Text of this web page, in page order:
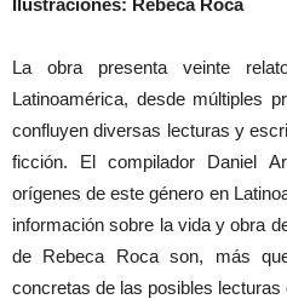
Ilustraciones: Rebeca Roca
La obra presenta veinte
Latinoamérica, desde múltiples
confluyen diversas lecturas y
ficción. El compilador Daniel
orígenes de este género en
información sobre la vida y obra
de Rebeca Roca son, más
concretas de las posibles lecturas